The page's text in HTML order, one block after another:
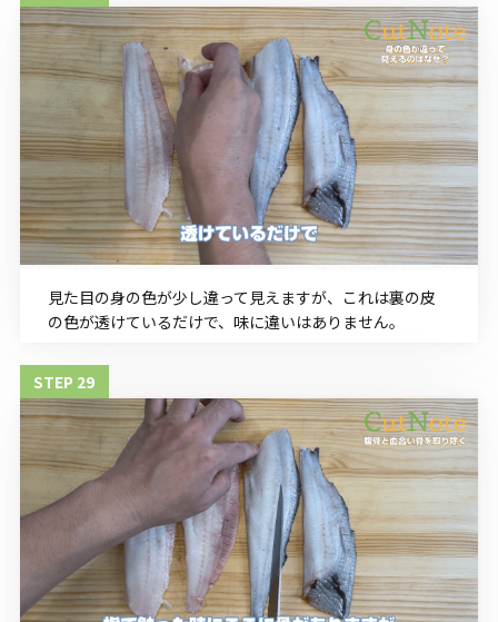
見た目の身の色が少し違って見えますが、これは裏の皮
の色が透けているだけで、味に違いはありません。